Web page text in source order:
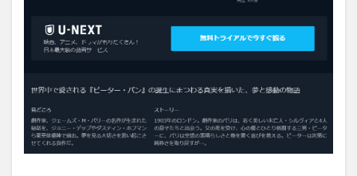
ネ
バ
ー
ン
を
無
料